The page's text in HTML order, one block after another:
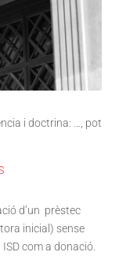
i doctrina: …, pot
d’un prèstec
inicial) sense
com a donació.